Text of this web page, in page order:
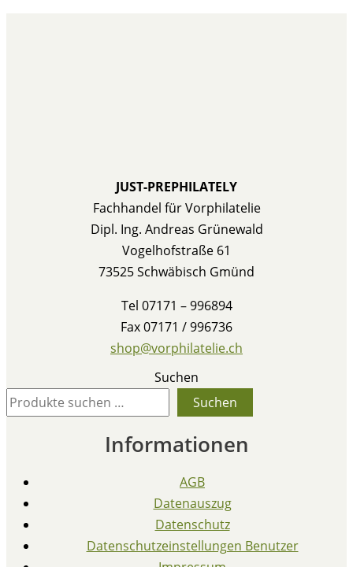
JUST-PREPHILATELY
Fachhandel für Vorphilatelie
Dipl. Ing. Andreas Grünewald
Vogelhofstraße 61
73525 Schwäbisch Gmünd
Tel 07171 – 996894
Fax 07171 / 996736
shop@vorphilatelie.ch
Suchen
Suchen
Informationen
AGB
Datenauszug
Datenschutz
Datenschutzeinstellungen Benutzer